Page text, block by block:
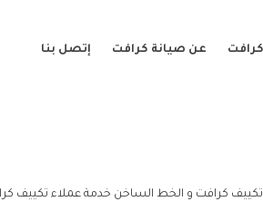
عن صيانة كرافت إتصل بنا
كرافت و الخط الساخن خدمة عملاء تكييف